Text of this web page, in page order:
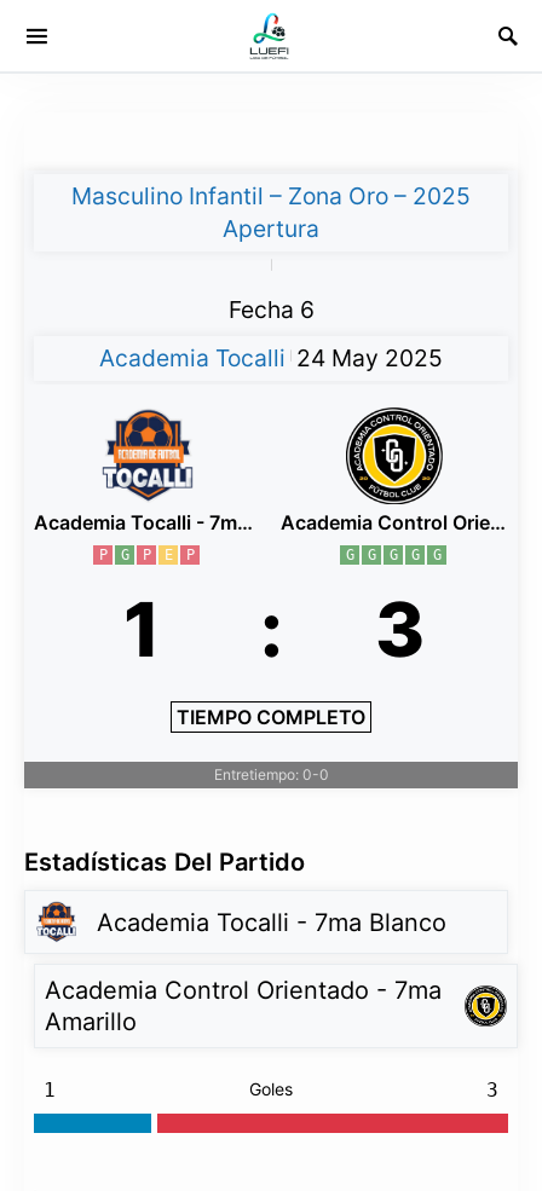
Masculino Infantil – Zona Oro – 2025
Apertura
Fecha 6
Academia Tocalli 24 May 2025
Academia Tocalli - 7ma Blanco
P G P E P
1 : 3
TIEMPO COMPLETO
Academia Control Orientado - 7ma Amarillo
G G G G G
Entretiempo: 0-0
Estadísticas Del Partido
Academia Tocalli - 7ma Blanco
Academia Control Orientado - 7ma
Amarillo
1 Goles 3